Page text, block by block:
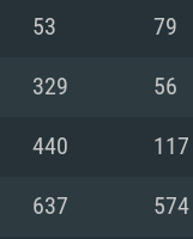
이상을 지
터넷
지원하고,
최신 그래
(6개월 미만;
53 79
329 56
440 117
637 574